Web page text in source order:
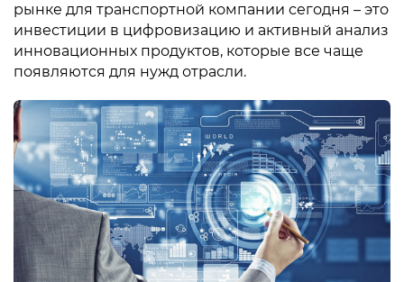
рынке для транспортной компании сегодня – это
инвестиции в цифровизацию и активный анализ
инновационных продуктов, которые все чаще
появляются для нужд отрасли.